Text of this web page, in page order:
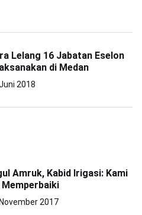
Lelang 16 Jabatan Eselon
di Medan
2018
Amruk, Kabid Irigasi: Kami
2017